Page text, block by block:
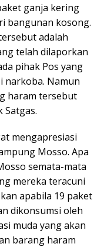
ganja kering
bangunan kosong.
adalah
telah dilaporkan
pihak Pos yang
narkoba. Namun
haram tersebut
mengapresiasi
Mosso. Apa
semata-mata
mereka teracuni
apabila 19 paket
dikonsumsi oleh
muda yang akan
barang haram